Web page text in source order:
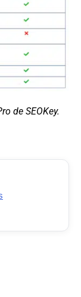
de SEOKey.